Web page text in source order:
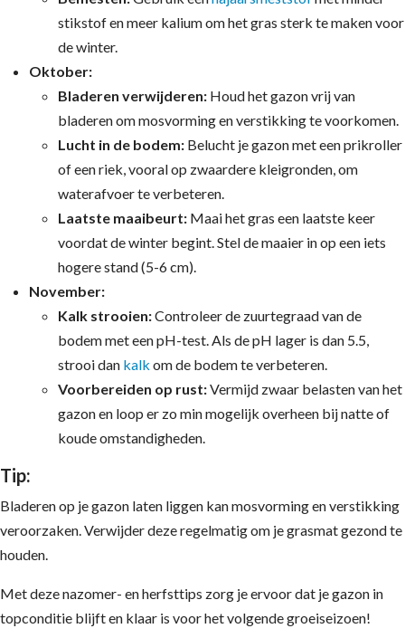
stikstof en meer kalium om het gras sterk te maken voor
de winter.
Oktober:
Bladeren verwijderen: Houd het gazon vrij van
bladeren om mosvorming en verstikking te voorkomen.
Lucht in de bodem: Belucht je gazon met een prikroller
of een riek, vooral op zwaardere kleigronden, om
waterafvoer te verbeteren.
Laatste maaibeurt: Maai het gras een laatste keer
voordat de winter begint. Stel de maaier in op een iets
hogere stand (5-6 cm).
November:
Kalk strooien:Controleer de zuurtegraad van de
bodem met een pH-test. Als de pH lager is dan 5.5,
strooi dan kalk om de bodem te verbeteren.
Voorbereiden op rust:Vermijd zwaar belasten van het
gazon en loop er zo min mogelijk overheen bij natte of
koude omstandigheden.
Tip:
Bladeren op je gazon laten liggen kan mosvorming en verstikking
veroorzaken. Verwijder deze regelmatig om je grasmat gezond te
houden.
Met deze nazomer- en herfsttips zorg je ervoor dat je gazon in
topconditie blijft en klaar is voor het volgende groeiseizoen!